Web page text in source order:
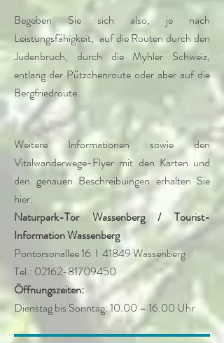
Begeben Sie sich also, je nach
Leistungsfähigkeit,auf die Routen durch den
Judenbruch, durch die Myhler Schweiz,
entlang der Pützchenroute oder aber auf die
Bergfriedroute.
Weitere Informationen sowie den
Vitalwanderwege-Flyer mit den Karten und
den genauen Beschreibuingen erhalten Sie
hier:
Naturpark-Tor Wassenberg / Tourist-
Information Wassenberg
Pontorsonallee 16 I 41849 Wassenberg
Tel.: 02162-81709450
Öffnungszeiten:
Dienstag bis Sonntag: 10.00 – 16.00 Uhr